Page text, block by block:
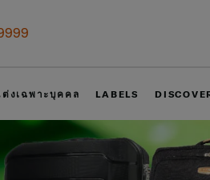
อตั้งแต่ 6,900 บาทขึ้นไป
ต่งเฉพาะบุคคล LABELS